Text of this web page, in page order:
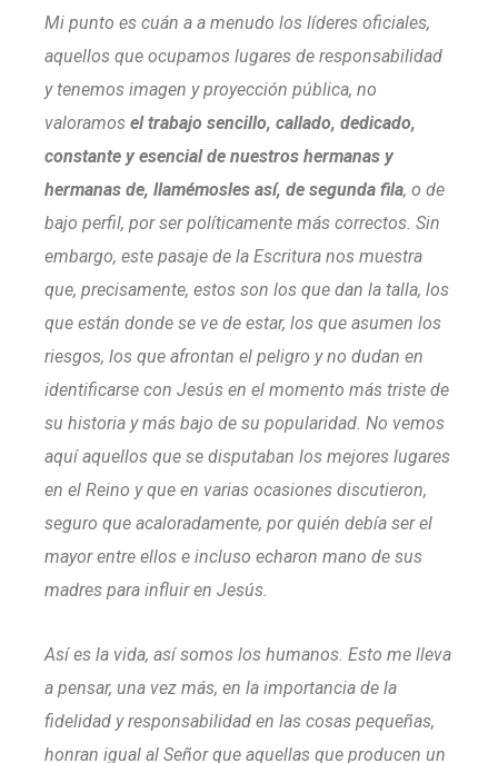
Mi punto es cuán a a menudo los líderes oficiales,
aquellos que ocupamos lugares de responsabilidad
y tenemos imagen y proyección pública, no
valoramos el trabajo sencillo, callado, dedicado,
constante y esencial de nuestros hermanas y
hermanas de, llamémosles así, de segunda fila, o de
bajo perfil, por ser políticamente más correctos. Sin
embargo, este pasaje de la Escritura nos muestra
que, precisamente, estos son los que dan la talla, los
que están donde se ve de estar, los que asumen los
riesgos, los que afrontan el peligro y no dudan en
identificarse con Jesús en el momento más triste de
su historia y más bajo de su popularidad. No vemos
aquí aquellos que se disputaban los mejores lugares
en el Reino y que en varias ocasiones discutieron,
seguro que acaloradamente, por quién debía ser el
mayor entre ellos e incluso echaron mano de sus
madres para influir en Jesús.
Así es la vida, así somos los humanos. Esto me lleva
a pensar, una vez más, en la importancia de la
fidelidad y responsabilidad en las cosas pequeñas,
honran igual al Señor que aquellas que producen un